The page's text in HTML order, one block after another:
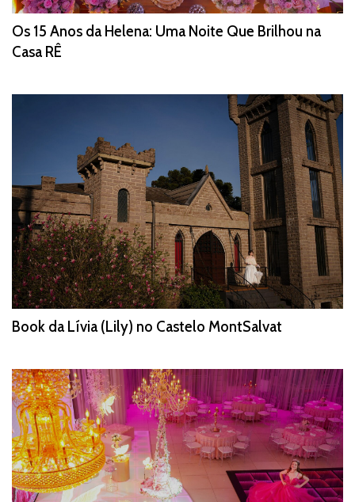
Os 15 Anos da Helena: Uma Noite Que Brilhou na
Casa RÊ
Book da Lívia (Lily) no Castelo MontSalvat